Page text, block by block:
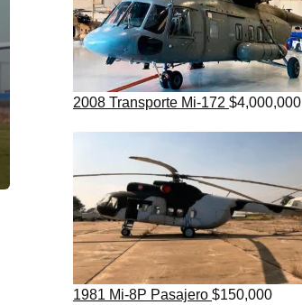
2008 Transporte Mi-172 $4,000,000
1981 Mi-8P Pasajero $150,000